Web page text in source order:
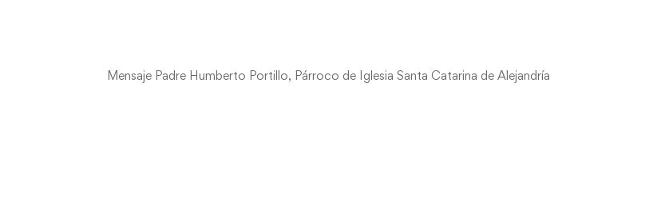
Mensaje Padre Humberto Portillo, Párroco de Iglesia Santa Catarina de Alejandría